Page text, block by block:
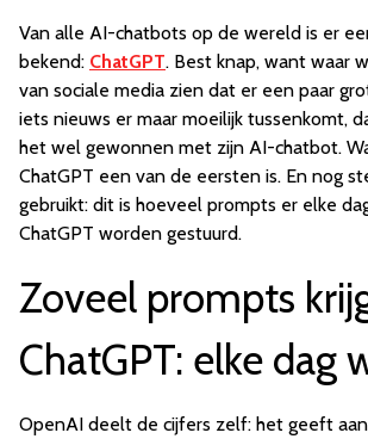
Van alle AI-chatbots op de wereld is er
bekend: ChatGPT. Best knap, want waar
van sociale media zien dat er een paar
iets nieuws er maar moeilijk tussenkomt,
het wel gewonnen met zijn AI-chatbot.
ChatGPT een van de eersten is. En nog
gebruikt: dit is hoeveel prompts er elke
ChatGPT worden gestuurd.
Zoveel prompts
ChatGPT: elke dag
OpenAI deelt de cijfers zelf: het geeft